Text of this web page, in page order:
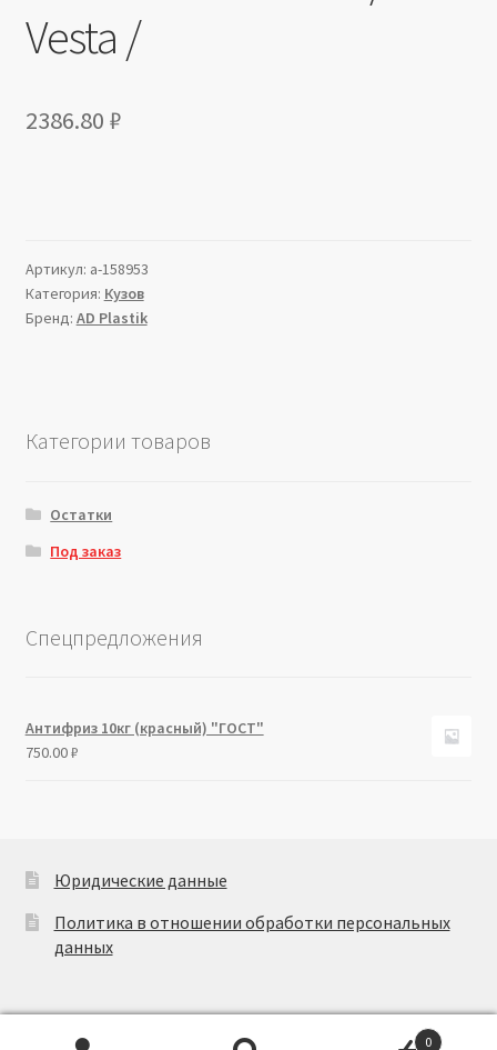
Vesta /
2386.80 ₽
Артикул: a-158953
Категория: Кузов
Бренд: AD Plastik
Категории товаров
Остатки
Под заказ
Спецпредложения
Антифриз 10кг (красный) "ГОСТ"
750.00₽
Юридические данные
Политика в отношении обработки персональных
данных
0